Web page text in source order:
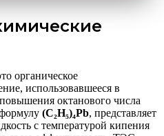
органическое
использовавшееся в
октанового числа
(C₂H₅)₄Pb, представляет
с температурой кипения